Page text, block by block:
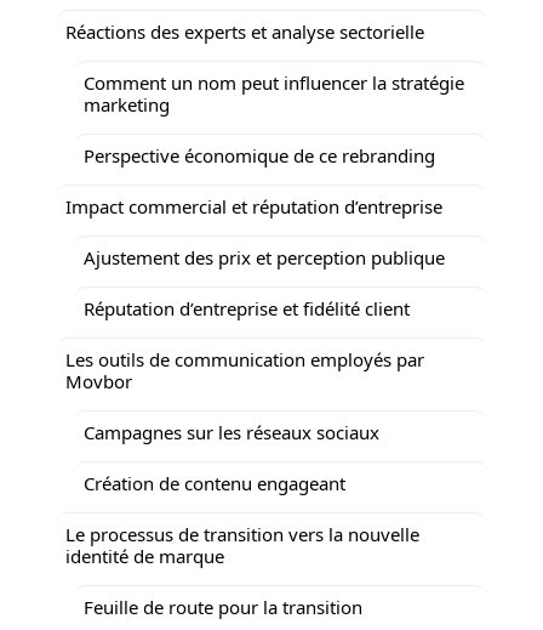
Réactions des experts et analyse sectorielle
Comment un nom peut influencer la stratégie
marketing
Perspective économique de ce rebranding
Impact commercial et réputation d’entreprise
Ajustement des prix et perception publique
Réputation d’entreprise et fidélité client
Les outils de communication employés par
Movbor
Campagnes sur les réseaux sociaux
Création de contenu engageant
Le processus de transition vers la nouvelle
identité de marque
Feuille de route pour la transition